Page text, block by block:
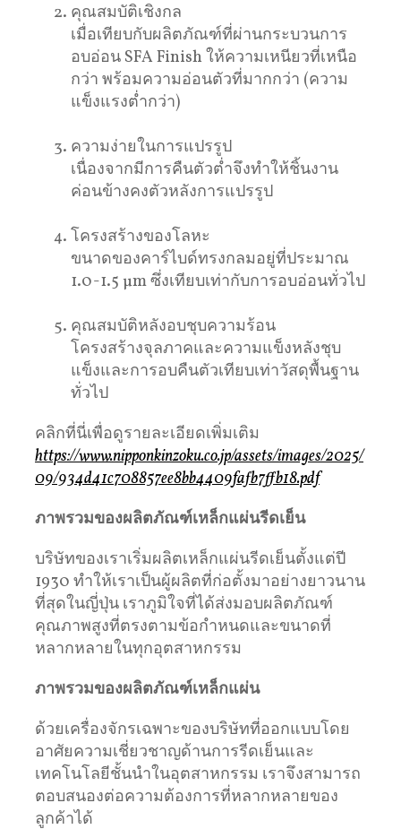
คุณสมบัติเชิงกล
เมื่อเทียบกับผลิตภัณฑ์ที่ผ่านกระบวนการ
อบอ่อน SFA Finish ให้ความเหนียวที่เหนือ
กว่า พร้อมความอ่อนตัวที่มากกว่า (ความ
แข็งแรงต่ำกว่า)
ความง่ายในการแปรรูป
เนื่องจากมีการคืนตัวต่ำจึงทำให้ชิ้นงาน
ค่อนข้างคงตัวหลังการแปรรูป
โครงสร้างของโลหะ
ขนาดของคาร์ไบด์ทรงกลมอยู่ที่ประมาณ
1.0-1.5 μm ซึ่งเทียบเท่ากับการอบอ่อนทั่วไป
คุณสมบัติหลังอบชุบความร้อน
โครงสร้างจุลภาคและความแข็งหลังชุบ
แข็งและการอบคืนตัวเทียบเท่าวัสดุพื้นฐาน
ทั่วไป
คลิกที่นี่เพื่อดูรายละเอียดเพิ่มเติม
https://www.nipponkinzoku.co.jp/assets/images/2025/
09/934d41c708857ee8bb4409fafb7ffb18.pdf
ภาพรวมของผลิตภัณฑ์เหล็กแผ่นรีดเย็น
บริษัทของเราเริ่มผลิตเหล็กแผ่นรีดเย็นตั้งแต่ปี
1930 ทำให้เราเป็นผู้ผลิตที่ก่อตั้งมาอย่างยาวนาน
ที่สุดในญี่ปุ่น เราภูมิใจที่ได้ส่งมอบผลิตภัณฑ์
คุณภาพสูงที่ตรงตามข้อกำหนดและขนาดที่
หลากหลายในทุกอุตสาหกรรม
ภาพรวมของผลิตภัณฑ์เหล็กแผ่น
ด้วยเครื่องจักรเฉพาะของบริษัทที่ออกแบบโดย
อาศัยความเชี่ยวชาญด้านการรีดเย็นและ
เทคโนโลยีชั้นนำในอุตสาหกรรม เราจึงสามารถ
ตอบสนองต่อความต้องการที่หลากหลายของ
ลูกค้าได้